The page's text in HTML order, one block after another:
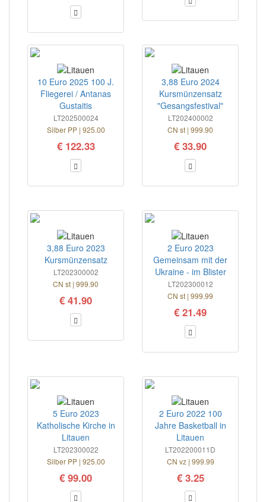
10 Euro 2025 100 J.
Fliegerei / Antanas
Gustaitis
LT202500024
Silber PP | 925.00
€ 122.33
3,88 Euro 2024
Kursmünzensatz
"Gesangsfestival"
LT202400002
CN st | 999.90
€ 33.90
3,88 Euro 2023
Kursmünzensatz
LT202300002
CN st | 999.90
€ 41.90
2 Euro 2023
Gemeinsam mit der
Ukraine - im Blister
LT202300012
CN st | 999.99
€ 21.49
5 Euro 2023
Katholische Kirche in
Litauen
LT202300022
Silber PP | 925.00
€ 99.00
2 Euro 2022 100
Jahre Basketball in
Litauen
LT202200011D
CN vz | 999.99
€ 3.25